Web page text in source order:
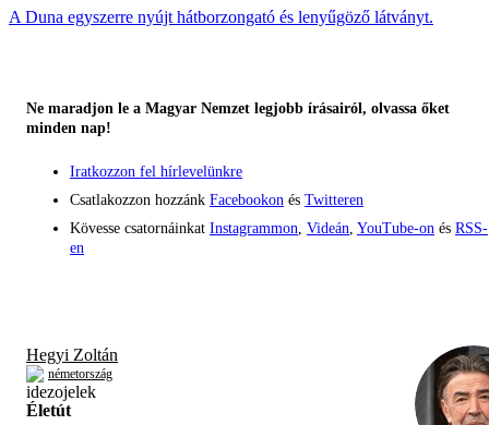
A Duna egyszerre nyújt hátborzongató és lenyűgöző látványt.
Ne maradjon le a Magyar Nemzet legjobb írásairól, olvassa őket
minden nap!
Iratkozzon fel hírlevelünkre
Csatlakozzon hozzánk Facebookon és Twitteren
Kövesse csatornáinkat Instagrammon Videán YouTube-on és RSS-
en
Hegyi Zoltán
németország
Életút